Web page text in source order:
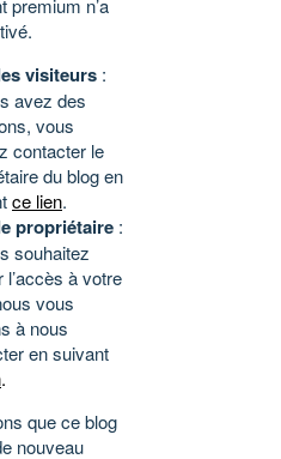
premium n’a
visiteurs :
avez des
vous
contacter le
du blog en
ce lien.
propriétaire :
souhaitez
l’accès à votre
vous
à nous
en suivant
.
que ce blog
nouveau